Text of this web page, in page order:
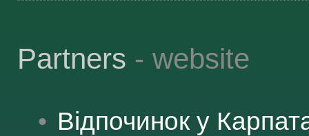
Partners - website
Відпочинок у